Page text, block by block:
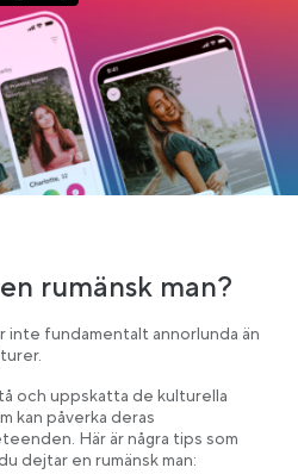
Play Download
rumänsk man?
inte fundamentalt annorlunda än
och uppskatta de kulturella
kan påverka deras
Här är några tips som
dejtar en rumänsk man: